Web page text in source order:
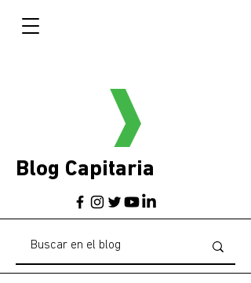
Blog Capitaria